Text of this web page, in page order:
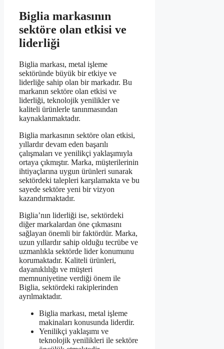
Biglia markasının
sektöre olan etkisi ve
liderliği
Biglia markası, metal işleme
sektöründe büyük bir etkiye ve
liderliğe sahip olan bir markadır. Bu
markanın sektöre olan etkisi ve
liderliği, teknolojik yenilikler ve
kaliteli ürünlerle tanınmasından
kaynaklanmaktadır.
Biglia markasının sektöre olan etkisi,
yıllardır devam eden başarılı
çalışmaları ve yenilikçi yaklaşımıyla
ortaya çıkmıştır. Marka, müşterilerinin
ihtiyaçlarına uygun ürünleri sunarak
sektördeki talepleri karşılamakta ve bu
sayede sektöre yeni bir vizyon
kazandırmaktadır.
Biglia’nın liderliği ise, sektördeki
diğer markalardan öne çıkmasını
sağlayan önemli bir faktördür. Marka,
uzun yıllardır sahip olduğu tecrübe ve
uzmanlıkla sektörde lider konumunu
korumaktadır. Kaliteli ürünleri,
dayanıklılığı ve müşteri
memnuniyetine verdiği önem ile
Biglia, sektördeki rakiplerinden
ayrılmaktadır.
Biglia markası, metal işleme
makinaları konusunda liderdir.
Yenilikçi yaklaşımı ve
teknolojik yenilikleri ile sektöre